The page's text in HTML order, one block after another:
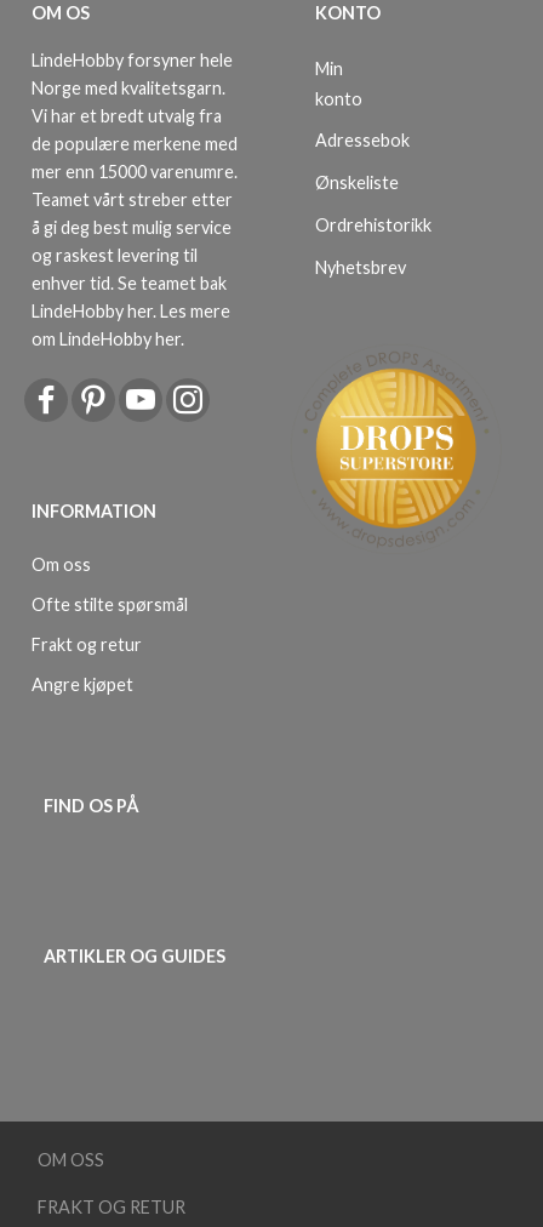
OM OS
LindeHobby forsyner hele
Norge med kvalitetsgarn.
Vi har et bredt utvalg fra
de populære merkene med
mer enn 15000 varenumre.
Teamet vårt streber etter
å gi deg best mulig service
og raskest levering til
enhver tid. Se teamet bak
LindeHobby her.Les mere
om LindeHobby her.
INFORMATION
Om oss
Ofte stilte spørsmål
Frakt og retur
Angre kjøpet
KONTO
Min
konto
Adressebok
Ønskeliste
Ordrehistorikk
Nyhetsbrev
FIND OS PÅ
ARTIKLER OG GUIDES
OM OSS
FRAKT OG RETUR